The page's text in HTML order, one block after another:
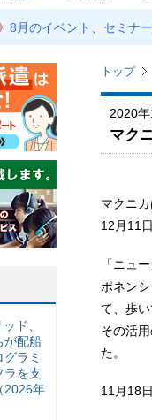
8月のイベント、セミナ
トップ
2020
マク
マクニ
12月11
「ニュ
ポネン
て、歩
その活
た。
11月18
ド、
が配船
ラミ
ラを支
2026年